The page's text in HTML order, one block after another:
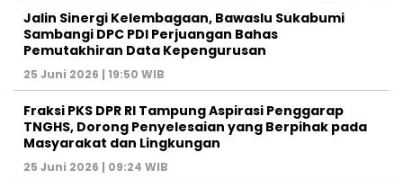
Jalin Sinergi Kelembagaan, Bawaslu Sukabumi
Sambangi DPC PDI Perjuangan Bahas
Pemutakhiran Data Kepengurusan
25 Juni 2026 | 19:50 WIB
‎Fraksi PKS DPR RI Tampung Aspirasi Penggarap
TNGHS, Dorong Penyelesaian yang Berpihak pada
Masyarakat dan Lingkungan‎
25 Juni 2026 | 09:24 WIB